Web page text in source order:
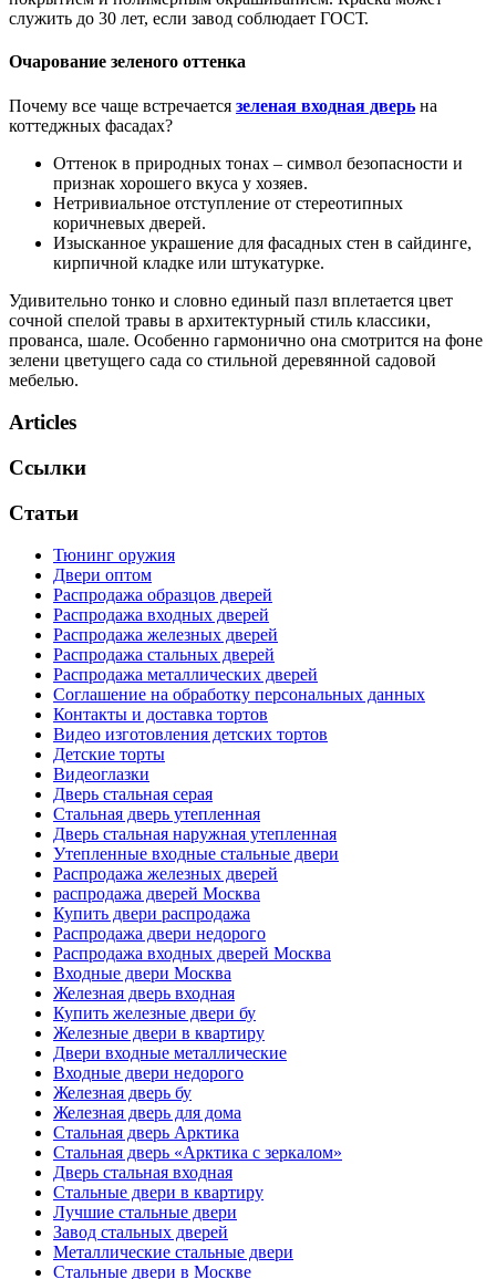
служить до 30 лет, если завод соблюдает ГОСТ.
Очарование зеленого оттенка
Почему все чаще встречается зеленая входная дверь на
коттеджных фасадах?
Оттенок в природных тонах – символ безопасности и
признак хорошего вкуса у хозяев.
Нетривиальное отступление от стереотипных
коричневых дверей.
Изысканное украшение для фасадных стен в сайдинге,
кирпичной кладке или штукатурке.
Удивительно тонко и словно единый пазл вплетается цвет
сочной спелой травы в архитектурный стиль классики,
прованса, шале. Особенно гармонично она смотрится на фоне
зелени цветущего сада со стильной деревянной садовой
мебелью.
Articles
Ссылки
Статьи
Тюнинг оружия
Двери оптом
Распродажа образцов дверей
Распродажа входных дверей
Распродажа железных дверей
Распродажа стальных дверей
Распродажа металлических дверей
Соглашение на обработку персональных данных
Контакты и доставка тортов
Видео изготовления детских тортов
Детские торты
Видеоглазки
Дверь стальная серая
Стальная дверь утепленная
Дверь стальная наружная утепленная
Утепленные входные стальные двери
Распродажа железных дверей
распродажа дверей Москва
Купить двери распродажа
Распродажа двери недорого
Распродажа входных дверей Москва
Входные двери Москва
Железная дверь входная
Купить железные двери бу
Железные двери в квартиру
Двери входные металлические
Входные двери недорого
Железная дверь бу
Железная дверь для дома
Стальная дверь Арктика
Стальная дверь «Арктика с зеркалом»
Дверь стальная входная
Стальные двери в квартиру
Лучшие стальные двери
Завод стальных дверей
Металлические стальные двери
Стальные двери в Москве